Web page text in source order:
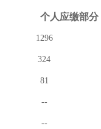
个人应缴部分
1296
324
81
--
--